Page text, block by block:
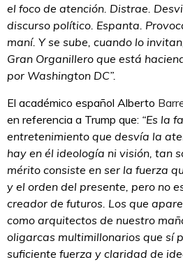
el foco de atención. Distrae.
discurso político. Espanta.
maní. Y se sube, cuando lo
Gran Organillero que está
por Washington DC”.
El académico español Alberto
en referencia a Trump que: “Es la
entretenimiento que desvía la
hay en él ideología ni visión, tan
mérito consiste en ser la fuerza
y el orden del presente, pero no
creador de futuros. Los que
como arquitectos de nuestro
oligarcas multimillonarios que sí
suficiente fuerza y claridad de